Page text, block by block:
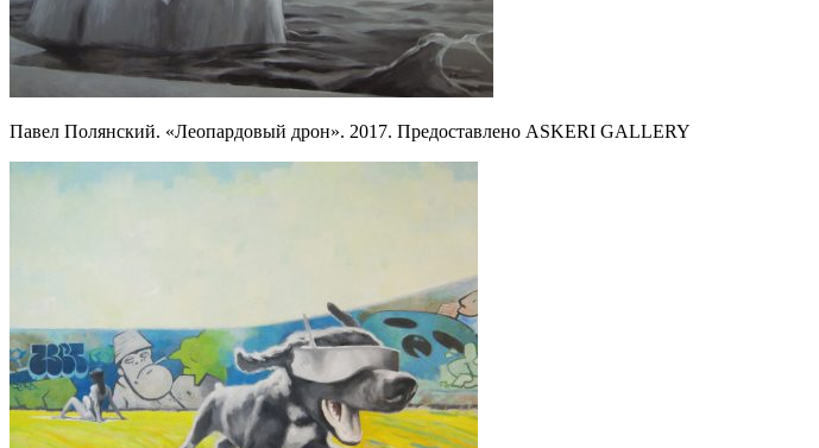
Павел Полянский. «Леопардовый дрон». 2017. Предоставлено ASKERI GALLERY